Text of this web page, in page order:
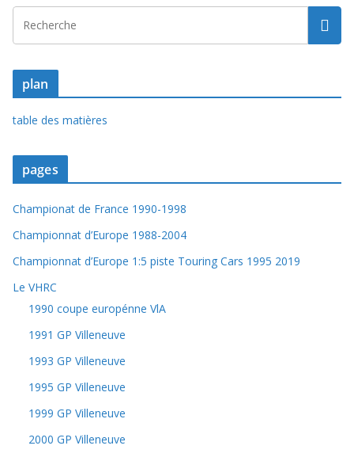
plan
table des matières
pages
Championat de France 1990-1998
Championnat d’Europe 1988-2004
Championnat d’Europe 1:5 piste Touring Cars 1995 2019
Le VHRC
1990 coupe europénne VlA
1991 GP Villeneuve
1993 GP Villeneuve
1995 GP Villeneuve
1999 GP Villeneuve
2000 GP Villeneuve